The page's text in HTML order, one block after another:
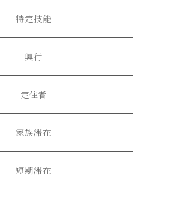
特定技能
興行
定住者
家族滞在
短期滞在